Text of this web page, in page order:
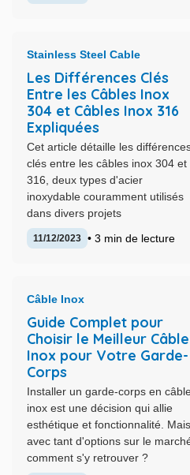
Stainless Steel Cable
Les Différences Clés
Entre les Câbles Inox
304 et Câbles Inox 316
Expliquées
Cet article détaille les
clés entre les câbles inox 304 et
316, deux types d'acier
inoxydable couramment utilisés
dans divers projets
11/12/2023 • 3 min de lecture
Câble Inox
Guide Complet pour
Choisir le Meilleur Câble
Inox pour Votre Garde-
Corps
Installer un garde-corps en
inox est une décision qui allie
esthétique et fonctionnalité. Mais
avec tant d'options sur le
comment s'y retrouver ?